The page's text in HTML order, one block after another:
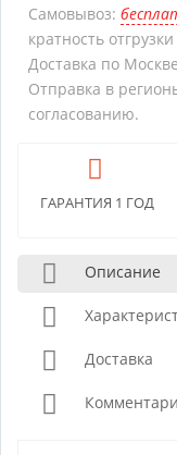
Самовывоз:
кратность
Доставка по
Отправка в
согласованию.
ГАРАНТИЯ 1 ГОД
Описание
Доставка